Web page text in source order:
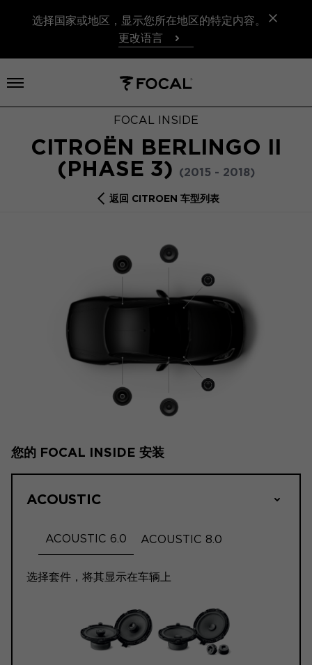
选择国家或地区，显示您所在地区的特定内容。
更改语言
打开菜单
FOCAL INSIDE
CITROËN BERLINGO II
(PHASE 3) (2015 - 2018)
返回 CITROEN 车型列表
您的 FOCAL INSIDE 安装
ACOUSTIC
ACOUSTIC 6.0 ACOUSTIC 8.0
选择套件，将其显示在车辆上